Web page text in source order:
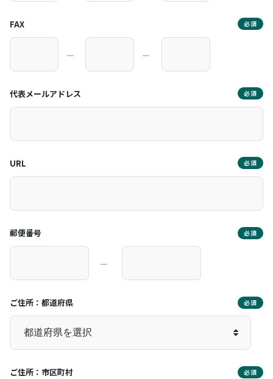
FAX 必須
― ―
代表メールアドレス 必須
URL 必須
郵便番号 必須
―
ご住所：都道府県 必須
ご住所：市区町村 必須